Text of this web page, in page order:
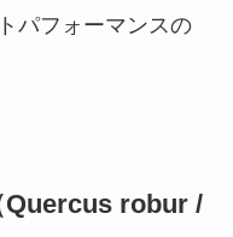
パフォーマンスの
Quercus robur /